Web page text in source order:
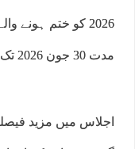
2026 کو ختم
مدت 30 جون 2026 تک بڑھا دی جائے۔
اجلاس میں مزید